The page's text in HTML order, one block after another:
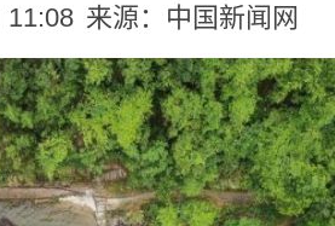
11:08 来源： 中国新闻网